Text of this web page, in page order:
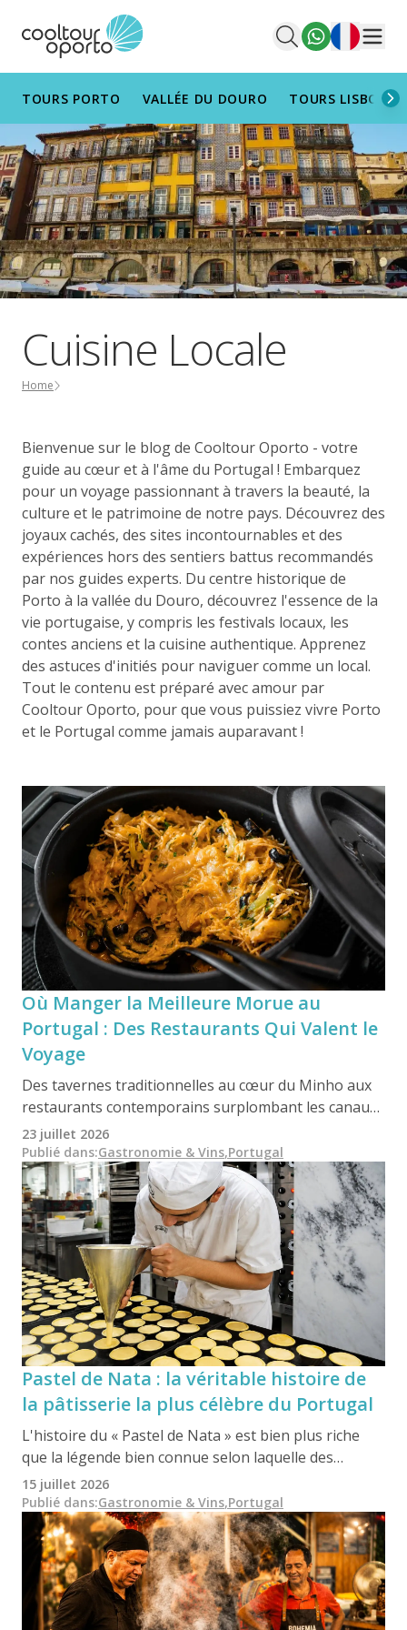
Français
TOURS PORTO VALLÉE DU DOURO TOURS
Cuisine Locale
Home
Bienvenue sur le blog de Cooltour Oporto - votre
guide au cœur et à l'âme du Portugal ! Embarquez
pour un voyage passionnant à travers la beauté, la
culture et le patrimoine de notre pays. Découvrez des
joyaux cachés, des sites incontournables et des
expériences hors des sentiers battus recommandés
par nos guides experts. Du centre historique de
Porto à la vallée du Douro, découvrez l'essence de la
vie portugaise, y compris les festivals locaux, les
contes anciens et la cuisine authentique. Apprenez
des astuces d'initiés pour naviguer comme un local.
Tout le contenu est préparé avec amour par
Cooltour Oporto, pour que vous puissiez vivre Porto
et le Portugal comme jamais auparavant !
Où Manger la Meilleure Morue au
Portugal : Des Restaurants Qui Valent le
Voyage
Des tavernes traditionnelles au cœur du Minho aux
restaurants contemporains surplombant les canaux
d'Aveiro, la morue reste l'un des ingrédients les plus
emblématiques de la gastronomie portugaise. En
réalité, de nombreux Portugais parcourent des
centaines de kilomètres uniquement pour savourer
leur plat de morue préféré dans un restaurant bien
précis.
23 juillet 2026
Publié dans:Gastronomie & Vins,Portugal
Pastel de Nata : la véritable histoire de
la pâtisserie la plus célèbre du Portugal
L'histoire du « Pastel de Nata » est bien plus riche
que la légende bien connue selon laquelle des
moines du monastère des Hiéronymites de Lisbonne
auraient utilisé des jaunes d'œufs restants : son
histoire s'étend sur trois siècles, marquée par un
livre de recettes royal, des bouleversements
politiques qui ont failli faire disparaître la recette, et
l'héritage durable d'une boulangerie familiale qui
continue de préserver jalousement sa version
15 juillet 2026
Publié dans:Gastronomie & Vins,Portugal